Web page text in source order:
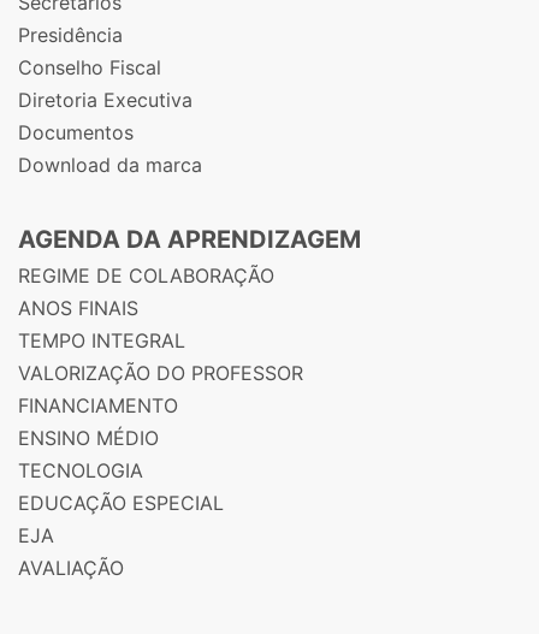
Presidência
Conselho Fiscal
Diretoria Executiva
Documentos
Download da marca
AGENDA DA APRENDIZAGEM
REGIME DE COLABORAÇÃO
ANOS FINAIS
TEMPO INTEGRAL
VALORIZAÇÃO DO PROFESSOR
FINANCIAMENTO
ENSINO MÉDIO
TECNOLOGIA
EDUCAÇÃO ESPECIAL
EJA
AVALIAÇÃO